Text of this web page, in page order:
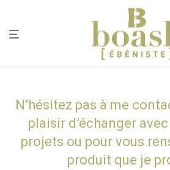
N’hésitez pas à me
plaisir d’échanger
projets ou pour vous
produit que je